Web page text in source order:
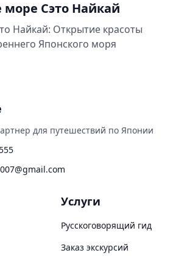
море Сэто Найкай
Найкай: Открытие красоты
Японского моря
для путешествий по Японии
Услуги
Русскоговорящий гид
Заказ экскурсий